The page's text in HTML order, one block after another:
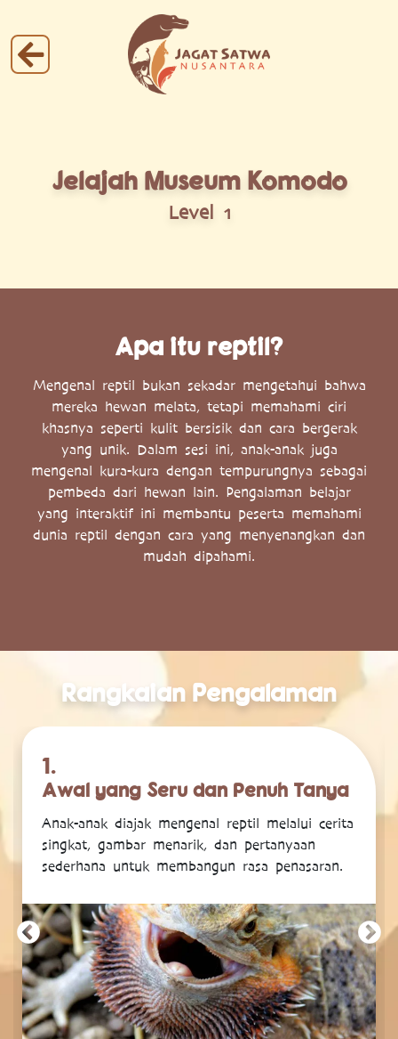
Jelajah Museum Komodo
Level 1
Apa itu reptil?
Mengenal reptil bukan sekadar mengetahui bahwa
mereka hewan melata, tetapi memahami ciri
khasnya seperti kulit bersisik dan cara bergerak
yang unik. Dalam sesi ini, anak-anak juga
mengenal kura-kura dengan tempurungnya sebagai
pembeda dari hewan lain. Pengalaman belajar
yang interaktif ini membantu peserta memahami
dunia reptil dengan cara yang menyenangkan dan
mudah dipahami.
Rangkaian Pengalaman
1.
Awal yang Seru dan Penuh Tanya
Anak-anak diajak mengenal reptil melalui cerita
singkat, gambar menarik, dan pertanyaan
sederhana untuk membangun rasa penasaran.